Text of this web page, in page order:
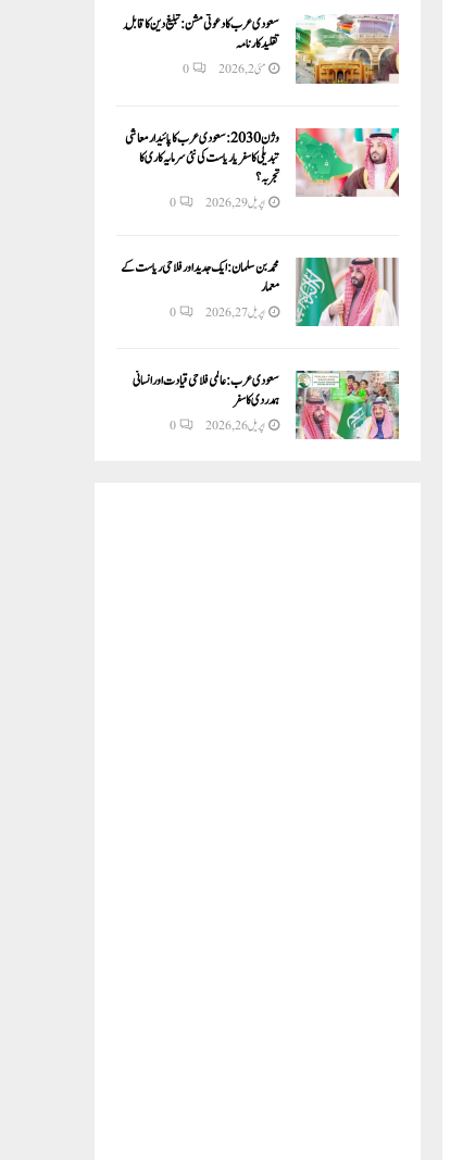
سعودی عرب کا دعوتی مشن: تبلیغ دین کا قابلِ
تقلید کارنامہ
مئی 2, 2026 0
وژن 2030:سعودی عرب کا پائیدار معاشی
تبدیلی کا سفر یا ریاست کی نئی سرمایہ کاری کا
تجربہ؟
اپریل 29, 2026 0
محمد بن سلمان: ایک جدید اور فلاحی ریاست کے
معمار
اپریل 27, 2026 0
سعودی عرب: عالمی فلاحی قیادت اور انسانی
ہمدردی کا سفر
اپریل 26, 2026 0